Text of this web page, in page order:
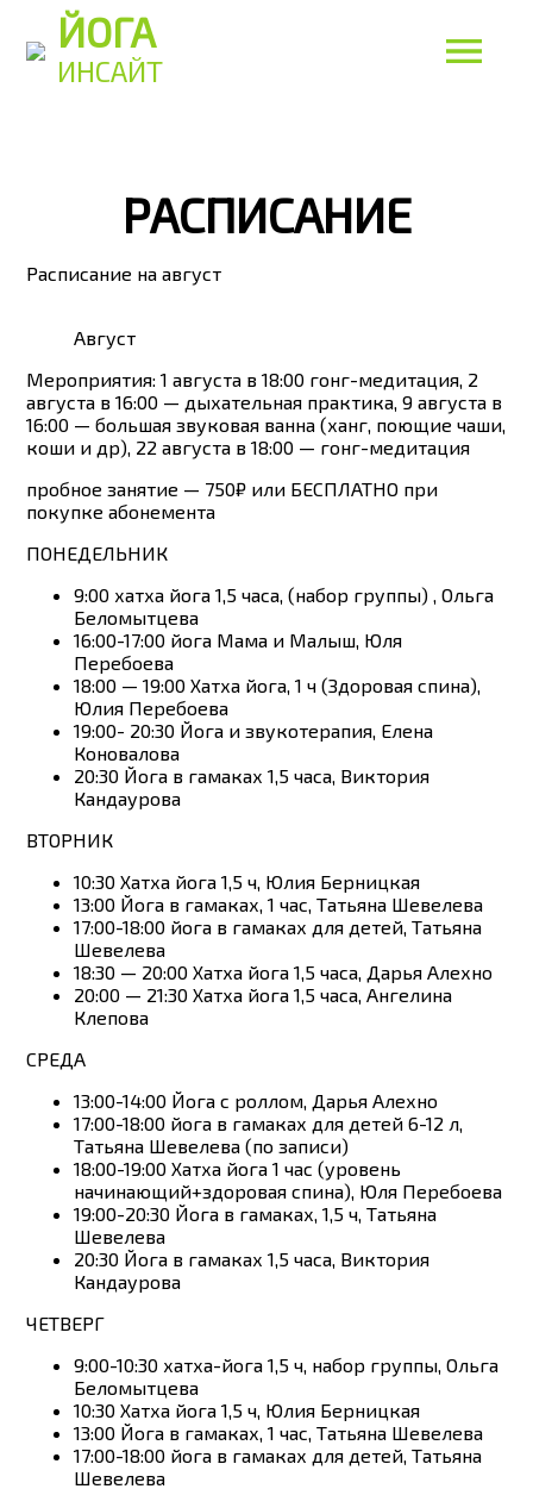
ЙОГА
ИНСАЙТ
РАСПИСАНИЕ
Расписание на август
Август
Мероприятия: 1 августа в 18:00 гонг-медитация, 2
августа в 16:00 — дыхательная практика, 9 августа в
16:00 — большая звуковая ванна (ханг, поющие чаши,
коши и др), 22 августа в 18:00 — гонг-медитация
пробное занятие — 750₽ или БЕСПЛАТНО при
покупке абонемента
ПОНЕДЕЛЬНИК
9:00 хатха йога 1,5 часа, (набор группы) , Ольга
Беломытцева
16:00-17:00 йога Мама и Малыш, Юля
Перебоева
18:00 — 19:00 Хатха йога, 1 ч (Здоровая спина),
Юлия Перебоева
19:00- 20:30 Йога и звукотерапия, Елена
Коновалова
20:30 Йога в гамаках 1,5 часа, Виктория
Кандаурова
ВТОРНИК
10:30 Хатха йога 1,5 ч, Юлия Берницкая
13:00 Йога в гамаках, 1 час, Татьяна Шевелева
17:00-18:00 йога в гамаках для детей, Татьяна
Шевелева
18:30 — 20:00 Хатха йога 1,5 часа, Дарья Алехно
20:00 — 21:30 Хатха йога 1,5 часа, Ангелина
Клепова
СРЕДА
13:00-14:00 Йога с роллом, Дарья Алехно
17:00-18:00 йога в гамаках для детей 6-12 л,
Татьяна Шевелева (по записи)
18:00-19:00 Хатха йога 1 час (уровень
начинающий+здоровая спина), Юля Перебоева
19:00-20:30 Йога в гамаках, 1,5 ч, Татьяна
Шевелева
20:30 Йога в гамаках 1,5 часа, Виктория
Кандаурова
ЧЕТВЕРГ
9:00-10:30 хатха-йога 1,5 ч, набор группы, Ольга
Беломытцева
10:30 Хатха йога 1,5 ч, Юлия Берницкая
13:00 Йога в гамаках, 1 час, Татьяна Шевелева
17:00-18:00 йога в гамаках для детей, Татьяна
Шевелева